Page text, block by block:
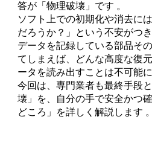
答が「物理破壊」です 。
ソフト上での初期化や消去に
だろうか？」という不安がつ
データを記録している部品そ
てしまえば、どんな高度な復
ータを読み出すことは不可能に
今回は、専門業者も最終手段
壊」を、自分の手で安全かつ
どころ」を詳しく解説します 。